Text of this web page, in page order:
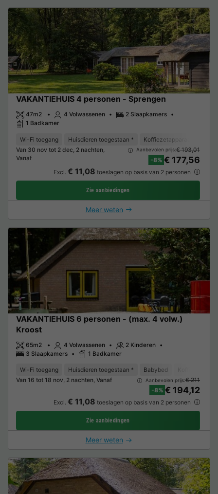
VAKANTIEHUIS 4 personen - Sprengen
47m2 4 Volwassenen
2 Slaapkamers
1 Badkamer
Wi-Fi toegang Huisdieren toegestaan * Koffiezetapparaat
Van 30 nov tot 2 dec, 2 nachten,
Vanaf
Aanbevolen prijs:€ 193,01
-8% € 177,56
Excl. € 11,08 toeslagen op basis van 2 personen
Zie aanbiedingen
Meer weten
VAKANTIEHUIS 6 personen - (max. 4 volw.)
Kroost
65m2 4 Volwassenen
2 Kinderen
3 Slaapkamers
1 Badkamer
Wi-Fi toegang Huisdieren toegestaan * Babybed
Van 16 tot 18 nov, 2 nachten, Vanaf
Aanbevolen prijs:€ 211
-8% € 194,12
Excl. € 11,08 toeslagen op basis van 2 personen
Zie aanbiedingen
Meer weten